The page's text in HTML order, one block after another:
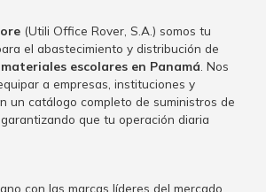
(Utili Office Rover, S.A.) somos tu
el abastecimiento y distribución de
escolares en Panamá . Nos
a empresas, instituciones y
un catálogo completo de suministros de
que tu operación diaria
con las marcas líderes del mercado